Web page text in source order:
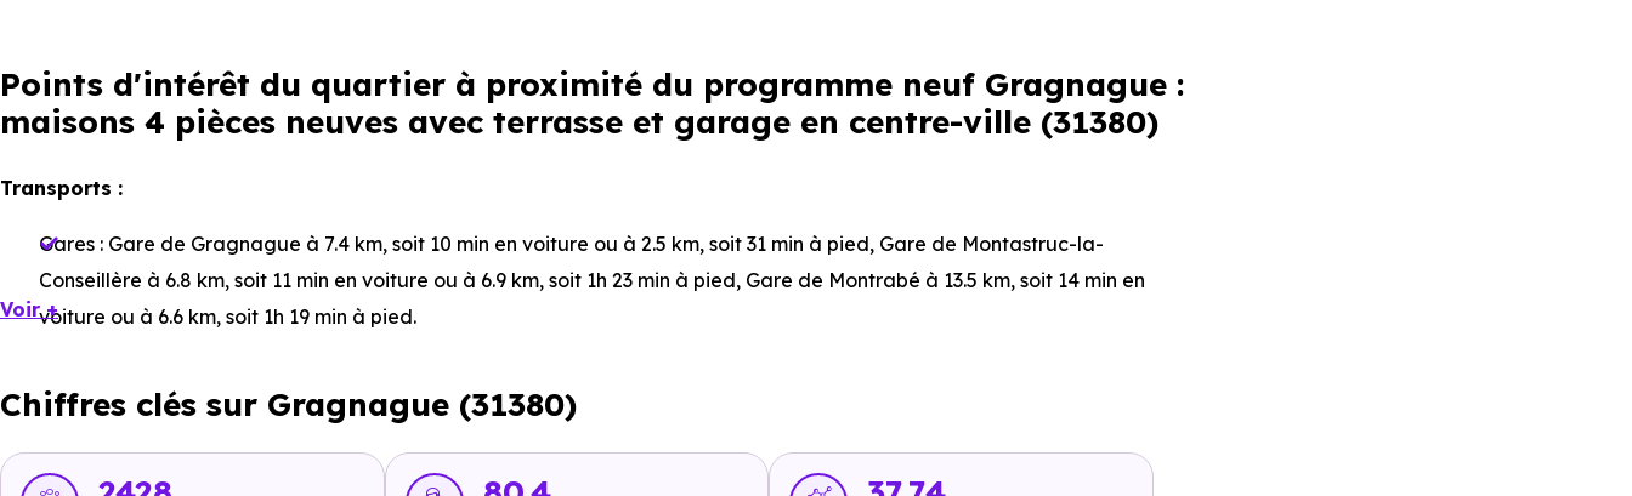
Points d'intérêt du quartier à proximité du programme neuf Gragnague :
maisons 4 pièces neuves avec terrasse et garage en centre-ville (31380)
Transports :
Gares : Gare de Gragnague à 7.4 km, soit 10 min en voiture ou à 2.5 km, soit 31 min à pied, Gare de Montastruc-la-
Conseillère à 6.8 km, soit 11 min en voiture ou à 6.9 km, soit 1h 23 min à pied, Gare de Montrabé à 13.5 km, soit 14 min en
voiture ou à 6.6 km, soit 1h 19 min à pied.
en voiture ou à 1.9 km, soit 23 min à pied, Ligne 355 : Route d'Albi - Castelmaurou
Tramway :non disponible
Voir +
Chiffres clés sur Gragnague (31380)